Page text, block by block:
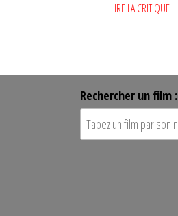
LIRE LA CRITIQUE
Rechercher un film :